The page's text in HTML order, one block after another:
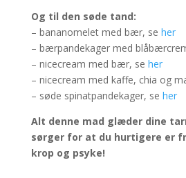
Og til den søde tand:
– bananomelet med bær, se her
– bærpandekager med
– nicecream med bær, se her
– nicecream med kaffe, chia og
– søde spinatpandekager, se her
Alt denne mad glæder dine
sørger for at du hurtigere er
krop og psyke!